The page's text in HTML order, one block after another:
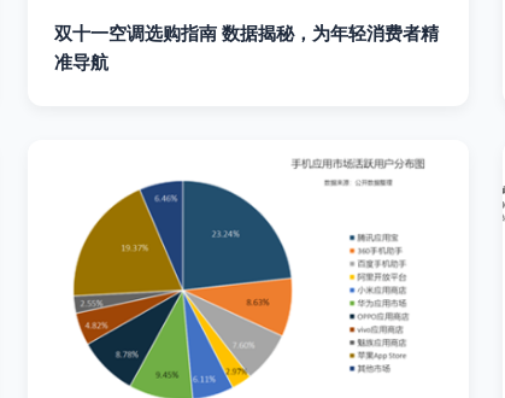
双十一空调选购指南 数据揭秘，为年轻消费者精
准导航